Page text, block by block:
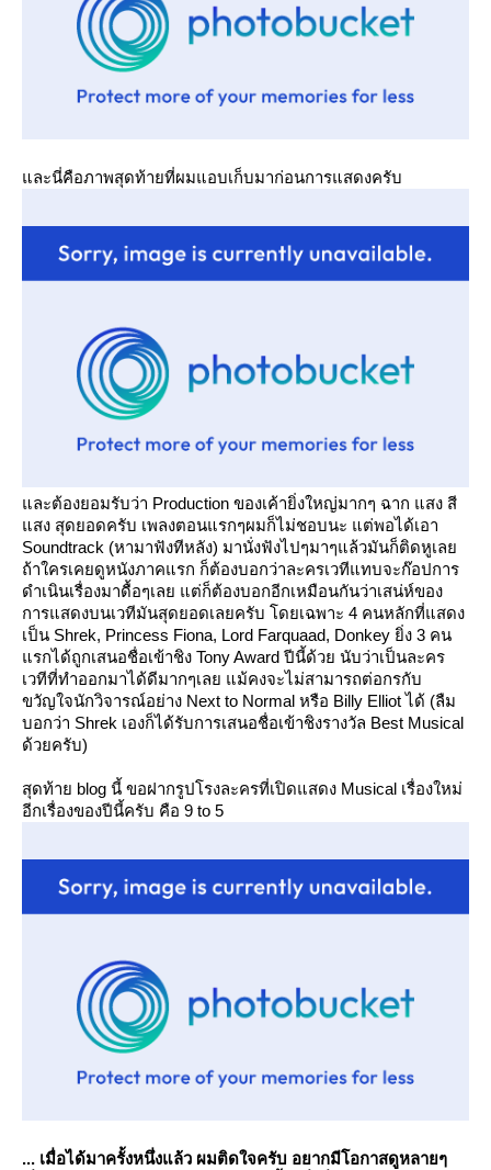
ละนี่คือภาพสุดท้ายที่ผมแอบเก็บมาก่อนการแสดงครับ
ละต้องยอมรับว่า Production ของเค้ายิ่งใหญ่มากๆ ฉาก แสง สี
สง สุดยอดครับ เพลงตอนแรกๆผมก็ไม่ชอบนะ แต่พอได้เอา
Soundtrack (หามาฟังทีหลัง) มานั่งฟังไปๆมาๆแล้วมันก็ติดหูเล
ถ้าใครเคยดูหนังภาคแรก ก็ต้องบอกว่าละครเวทีแทบจะก๊อปการ
ดำเนินเรื่องมาดื้อๆเลย แต่ก็ต้องบอกอีกเหมือนกันว่าเสน่ห์ของ
การแสดงบนเวทีมันสุดยอดเลยครับ โดยเฉพาะ 4 คนหลักที่แสดง
เป็น Shrek, Princess Fiona, Lord Farquaad, Donkey ยิ่ง 3 คน
รกได้ถูกเสนอชื่อเข้าชิง Tony Award ปีนี้ด้วย นับว่าเป็นละคร
เวทีที่ทำออกมาได้ดีมากๆเลย แม้คงจะไม่สามารถต่อกรกับ
ขวัญใจนักวิจารณ์อย่าง Next to Normal หรือ Billy Elliot ได้ (ลืม
บอกว่า Shrek เองก็ได้รับการเสนอชื่อเข้าชิงรางวัล Best Musical
ด้วยครับ)
สุดท้าย blog นี้ ขอฝากรูปโรงละครที่เปิดแสดง Musical เรื่องใหม่
อีกเรื่องของปีนี้ครับ คือ 9 to 5
... เมื่อได้มาครั้งหนึ่งแล้ว ผมติดใจครับ อยากมีโอกาสดูหลายๆ